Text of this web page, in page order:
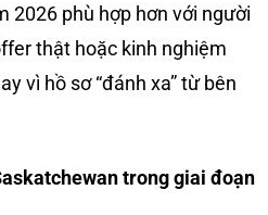
2026 phù hợp hơn với người
thật hoặc kinh nghiệm
vì hồ sơ “đánh xa” từ bên
trong giai đoạn